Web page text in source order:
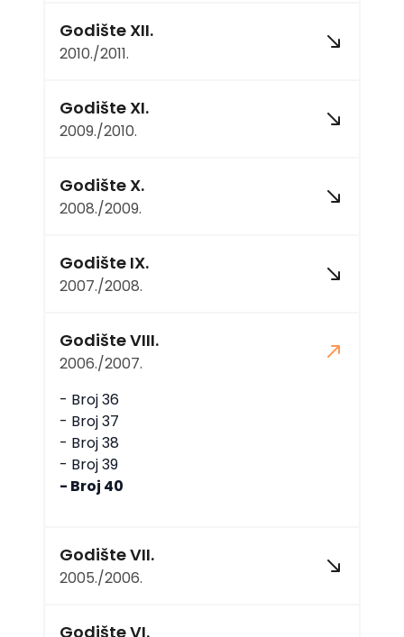
Godište XII.
2010./2011.
Godište XI.
2009./2010.
Godište X.
2008./2009.
Godište IX.
2007./2008.
Godište VIII.
2006./2007.
- Broj 36
- Broj 37
- Broj 38
- Broj 39
- Broj 40
Godište VII.
2005./2006.
Godište VI.